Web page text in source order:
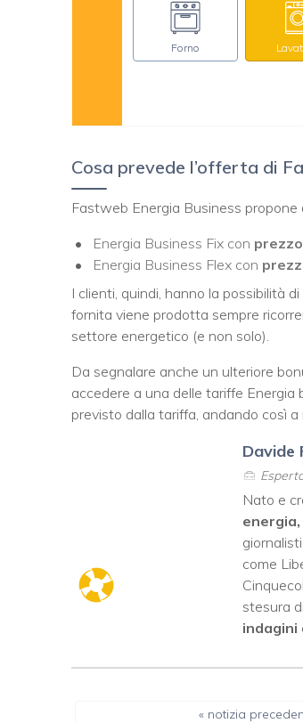
Forno
Cosa prevede l’offerta di
Fastweb Energia Business propone
Energia Business Fix con
Energia Business Flex con
I clienti, quindi, hanno la possibilità di
fornita viene prodotta sempre
settore energetico (e non solo).
Da segnalare anche un ulteriore
accedere a una delle tariffe Energia
previsto dalla tariffa, andando così
Davide
Nato e
come
stesura
indagini
« notizia